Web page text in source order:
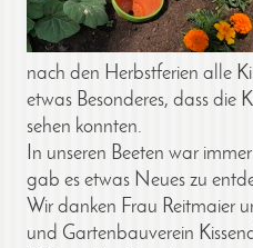
nach den Herbstferien alle
etwas Besonderes, dass die
sehen konnten.
In unseren Beeten war
gab es etwas Neues zu
Wir danken Frau Reitmaier
und Gartenbauverein